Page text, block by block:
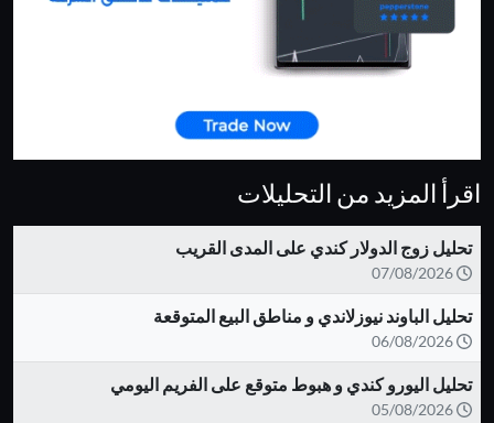
اقرأ المزيد من التحليلات
تحليل زوج الدولار كندي على المدى القريب
تحليل الباوند نيوزلاندي و مناطق البيع المتوقعة
تحليل اليورو كندي و هبوط متوقع على الفريم اليومي